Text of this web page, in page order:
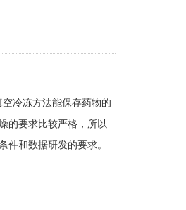
冷冻方法能保存药物的
的要求比较严格，所以
件和数据研发的要求。